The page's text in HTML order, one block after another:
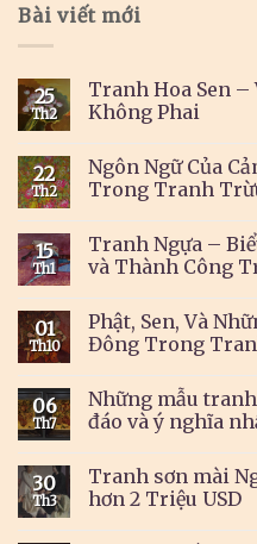
Bài viết mới
25
Th2
Tranh Hoa Sen –
Không Phai
22
Th2
Ngôn Ngữ Của
Trong Tranh
15
Th1
Tranh Ngựa –
và Thành Công
01
Th10
Phật, Sen, Và
Đông Trong
06
Th7
Những mẫu
đáo và ý nghĩa
30
Th3
Tranh sơn mài
hơn 2 Triệu USD